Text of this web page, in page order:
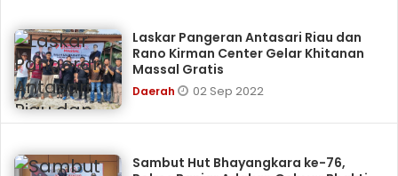
Laskar Pangeran Antasari Riau dan
Rano Kirman Center Gelar Khitanan
Massal Gratis
Daerah 02 Sep 2022
Sambut Hut Bhayangkara ke-76,